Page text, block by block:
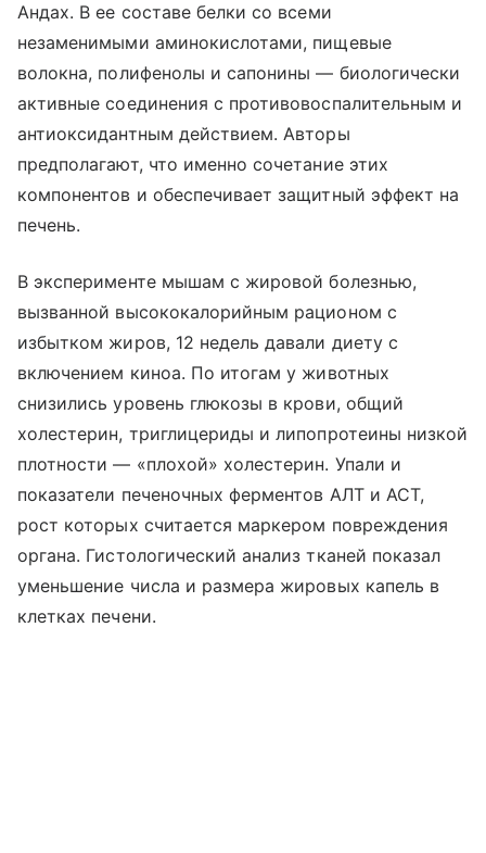
Андах. В ее составе белки со всеми
незаменимыми аминокислотами, пищевые
волокна, полифенолы и сапонины — биологически
активные соединения с противовоспалительным и
антиоксидантным действием. Авторы
предполагают, что именно сочетание этих
компонентов и обеспечивает защитный эффект на
печень.
В эксперименте мышам с жировой болезнью,
вызванной высококалорийным рационом с
избытком жиров, 12 недель давали диету с
включением киноа. По итогам у животных
снизились уровень глюкозы в крови, общий
холестерин, триглицериды и липопротеины низкой
плотности — «плохой» холестерин. Упали и
показатели печеночных ферментов АЛТ и АСТ,
рост которых считается маркером повреждения
органа. Гистологический анализ тканей показал
уменьшение числа и размера жировых капель в
клетках печени.